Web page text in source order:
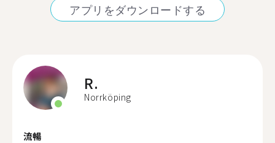
アプリをダウンロードする
R.
Norrköping
流暢